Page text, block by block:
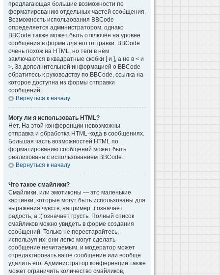
предлагающая большие возможности по
форматированию отдельных частей сообщения.
Возможность использования BBCode
определяется администратором, однако
BBCode также может быть отключён на уровне
сообщения в форме для его отправки. BBCode
очень похож на HTML, но теги в нём
заключаются в квадратные скобки [ и ], а не в < и
>. За дополнительной информацией о BBCode
обратитесь к руководству по BBCode, ссылка на
которое доступна из формы отправки
сообщений.
Вернуться к началу
Могу ли я использовать HTML?
Нет. На этой конференции невозможны
отправка и обработка HTML-кода в сообщениях.
Большая часть возможностей HTML по
форматированию сообщений может быть
реализована с использованием BBCode.
Вернуться к началу
Что такое смайлики?
Смайлики, или эмотиконы — это маленькие
картинки, которые могут быть использованы для
выражения чувств, например :) означает
радость, а :( означает грусть. Полный список
смайликов можно увидеть в форме создания
сообщений. Только не перестарайтесь,
используя их: они легко могут сделать
сообщение нечитаемым, и модератор может
отредактировать ваше сообщение или вообще
удалить его. Администратор конференции также
может ограничить количество смайликов,